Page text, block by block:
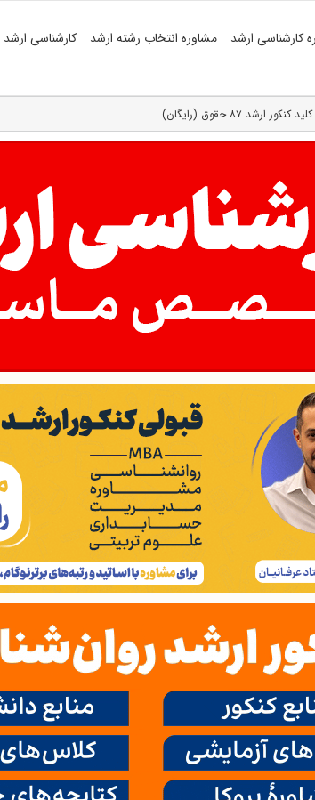
کارشناسی ارشد مشاوره انتخاب رشته ارشد کارشناسی
ارشد ۸۷ حقوق (رایگان)